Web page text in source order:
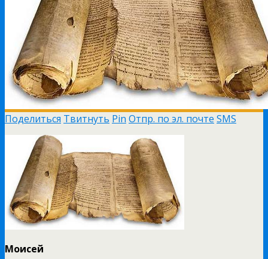
Поделиться Твитнуть Pin Отпр. по эл. почте SMS
Моисей